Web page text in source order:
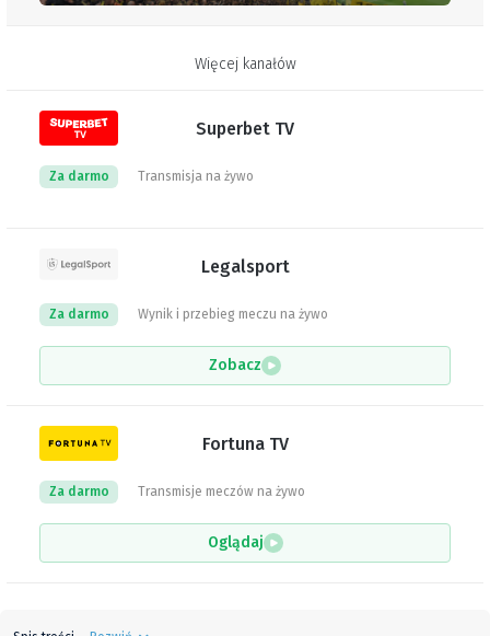
Więcej kanałów
Superbet TV
Transmisja na żywo
Za darmo
Legalsport
Wynik i przebieg meczu na żywo
Za darmo
Zobacz
Fortuna TV
Transmisje meczów na żywo
Za darmo
Oglądaj